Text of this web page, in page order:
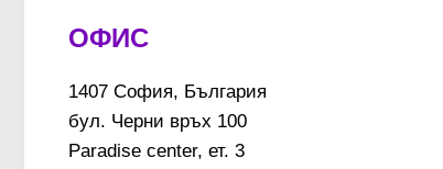
ОФИС
1407 София, България
бул. Черни връх 100
Paradise center, ет. 3